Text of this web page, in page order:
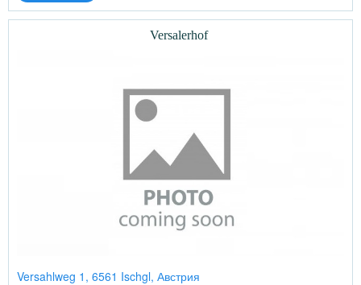
Versalerhof
Versahlweg 1, 6561 Ischgl, Австрия